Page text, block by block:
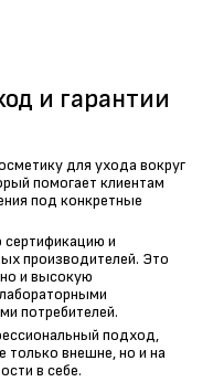
и гарантии
для ухода вокруг
помогает клиентам
под конкретные
и
производителей. Это
и высокую
потребителей.
подход,
только внешне, но и на
в себе.